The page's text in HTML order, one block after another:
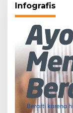
Infografis